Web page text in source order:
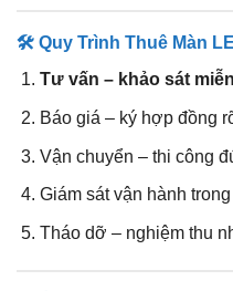
🛠 Quy Trình Thuê Màn
Tư vấn – khảo sát
Báo giá – ký hợp đồng
Vận chuyển – thi công
Giám sát vận hành
Tháo dỡ – nghiệm thu